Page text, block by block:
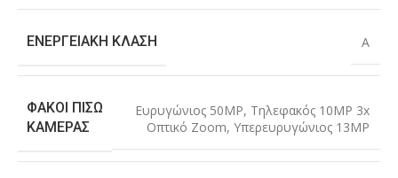
ΕΝΕΡΓΕΙΑΚΉ ΚΛΆΣΗ A
ΦΑΚΟΊ ΠΊΣΩ
ΚΆΜΕΡΑΣ
Ευρυγώνιος 50MP, Τηλεφακός 10MP 3x
Οπτικό Zoom, Υπερευρυγώνιος 13MP